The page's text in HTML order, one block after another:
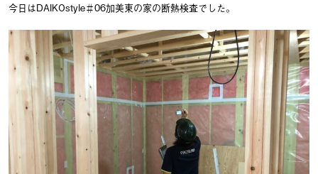
今日はDAIKOstyle＃06加美東の家の断熱検査でした。